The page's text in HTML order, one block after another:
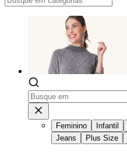
Feminino Infantil
Jeans
Plus Size